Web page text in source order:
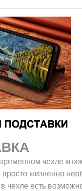
чехле
просто жизненно
чехле есть